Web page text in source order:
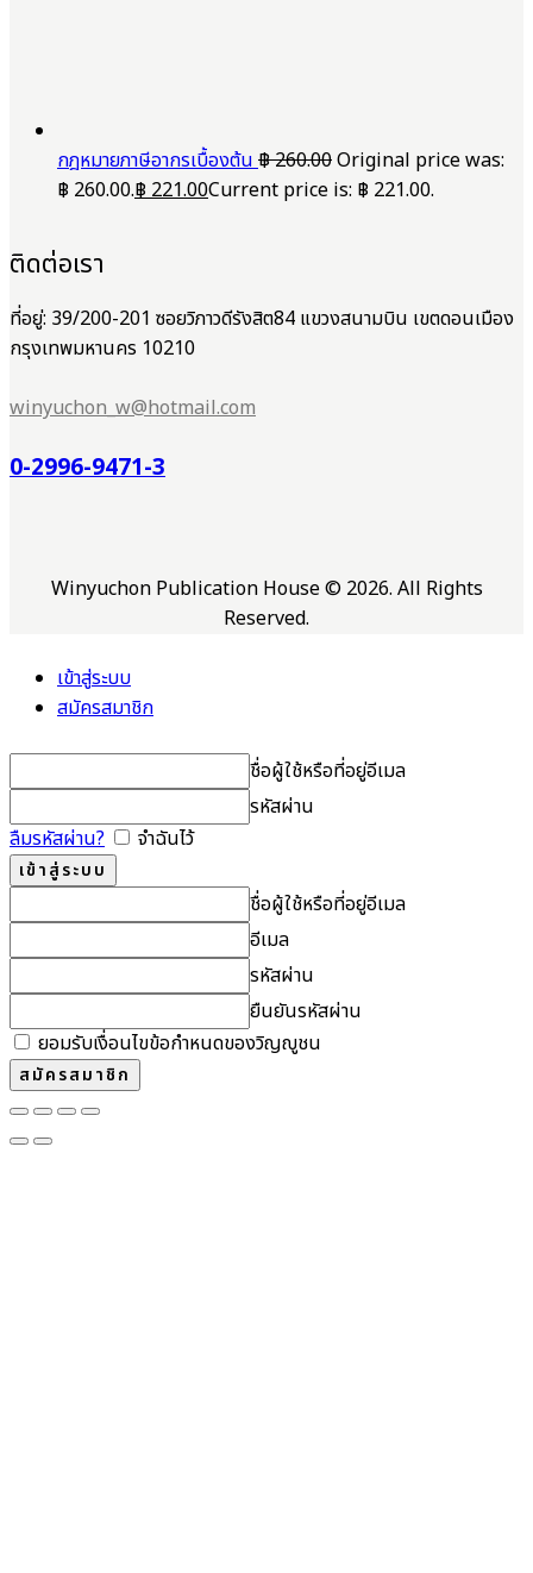
กฎหมายภาษีอากรเบื้องต้น฿260.00Original price was:
฿ 260.00.฿221.00Current price is: ฿ 221.00.
ติดต่อเรา
ที่อยู่: 39/200-201 ซอยวิภาวดีรังสิต84 แขวงสนามบิน เขตดอนเมือง
กรุงเทพมหานคร 10210
winyuchon_w@hotmail.com
0-2996-9471-3
Winyuchon Publication House © 2026. All Rights
Reserved.
เข้าสู่ระบบ
สมัครสมาชิก
ชื่อผู้ใช้หรือที่อยู่อีเมล
รหัสผ่าน
ลืมรหัสผ่าน?
จำฉันไว้
ชื่อผู้ใช้หรือที่อยู่อีเมล
อีเมล
รหัสผ่าน
ยืนยันรหัสผ่าน
ยอมรับเงื่อนไขข้อกำหนดของวิญญูชน